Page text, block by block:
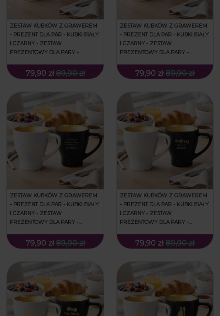
ZESTAW KUBKÓW Z GRAWEREM
- PREZENT DLA PAR - KUBKI BIAŁY
I CZARNY - ZESTAW
PREZENTOWY DLA PARY -
OBĄCZKI79,90 zł 89,90 zł
ZESTAW KUBKÓW Z GRAWEREM
- PREZENT DLA PAR - KUBKI BIAŁY
I CZARNY - ZESTAW
PREZENTOWY DLA PARY -
ONA/ON79,90 zł 89,90 zł
ZESTAW KUBKÓW Z GRAWEREM
- PREZENT DLA PAR - KUBKI BIAŁY
I CZARNY - ZESTAW
PREZENTOWY DLA PARY -
ORNAMENTY
79,90 zł 89,90 zł
ZESTAW KUBKÓW Z GRAWEREM
- PREZENT DLA PAR - KUBKI BIAŁY
I CZARNY - ZESTAW
PREZENTOWY DLA PARY -
OZDOBY79,90 zł 89,90 zł